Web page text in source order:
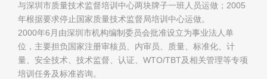
与深圳市质量技术监督培训中心两块牌子一班人员运做；2005
年根据要求停止国家质量技术监督局培训中心运做。
2000年6月由深圳市机构编制委员会批准设立为事业法人单
位，主要担负国家注册审核员、内审员、质量、标准化、计
量、安全技术、技术监督、认证、WTO/TBT及相关管理等专项
培训任务及标准咨询。